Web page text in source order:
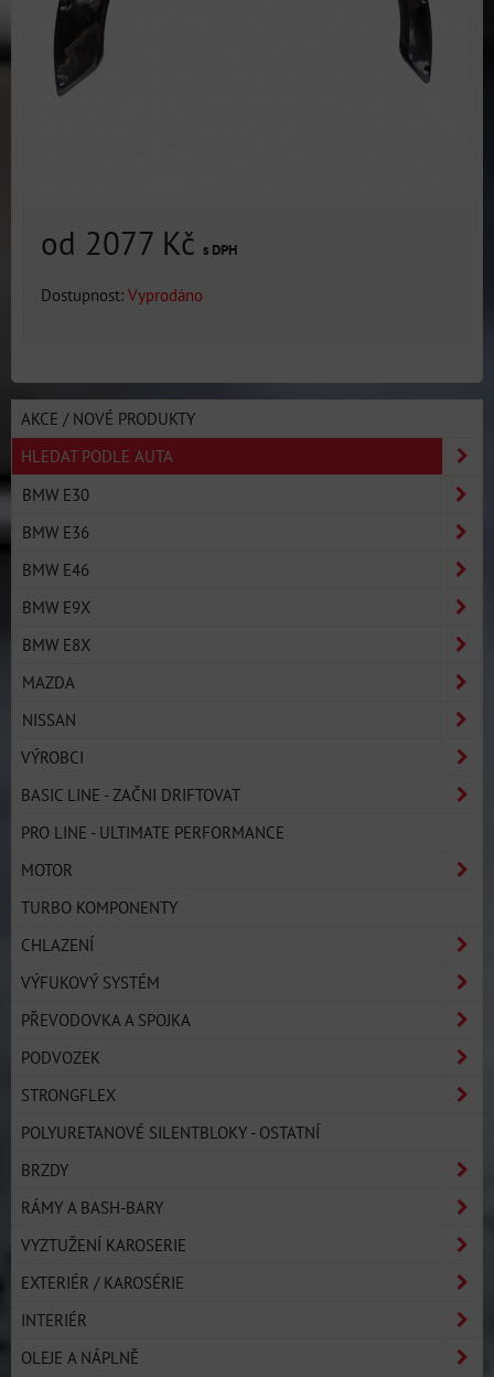
od 2077 Kč s DPH
Dostupnost: Vyprodáno
AKCE / NOVÉ PRODUKTY
HLEDAT PODLE AUTA
BMW E30
BMW E36
BMW E46
BMW E9X
BMW E8X
MAZDA
NISSAN
VÝROBCI
BASIC LINE - ZAČNI DRIFTOVAT
PRO LINE - ULTIMATE PERFORMANCE
MOTOR
TURBO KOMPONENTY
CHLAZENÍ
VÝFUKOVÝ SYSTÉM
PŘEVODOVKA A SPOJKA
PODVOZEK
STRONGFLEX
POLYURETANOVÉ SILENTBLOKY - OSTATNÍ
BRZDY
RÁMY A BASH-BARY
VYZTUŽENÍ KAROSERIE
EXTERIÉR / KAROSÉRIE
INTERIÉR
OLEJE A NÁPLNĚ